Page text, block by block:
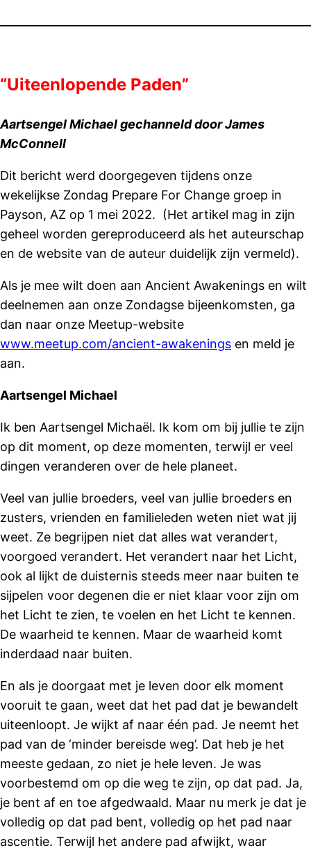
“Uiteenlopende Paden”
Aartsengel Michael gechanneld door James
McConnell
Dit bericht werd doorgegeven tijdens onze
wekelijkse Zondag Prepare For Change groep in
Payson, AZ op 1 mei 2022. (Het artikel mag in zijn
geheel worden gereproduceerd als het auteurschap
en de website van de auteur duidelijk zijn vermeld).
Als je mee wilt doen aan Ancient Awakenings en wilt
deelnemen aan onze Zondagse bijeenkomsten, ga
dan naar onze Meetup-website
www.meetup.com/ancient-awakenings en meld je
aan.
Aartsengel Michael
Ik ben Aartsengel Michaël. Ik kom om bij jullie te zijn
op dit moment, op deze momenten, terwijl er veel
dingen veranderen over de hele planeet.
Veel van jullie broeders, veel van jullie broeders en
zusters, vrienden en familieleden weten niet wat jij
weet. Ze begrijpen niet dat alles wat verandert,
voorgoed verandert. Het verandert naar het Licht,
ook al lijkt de duisternis steeds meer naar buiten te
sijpelen voor degenen die er niet klaar voor zijn om
het Licht te zien, te voelen en het Licht te kennen.
De waarheid te kennen. Maar de waarheid komt
inderdaad naar buiten.
En als je doorgaat met je leven door elk moment
vooruit te gaan, weet dat het pad dat je bewandelt
uiteenloopt. Je wijkt af naar één pad. Je neemt het
pad van de ‘minder bereisde weg’. Dat heb je het
meeste gedaan, zo niet je hele leven. Je was
voorbestemd om op die weg te zijn, op dat pad. Ja,
je bent af en toe afgedwaald. Maar nu merk je dat je
volledig op dat pad bent, volledig op het pad naar
ascentie. Terwijl het andere pad afwijkt, waar